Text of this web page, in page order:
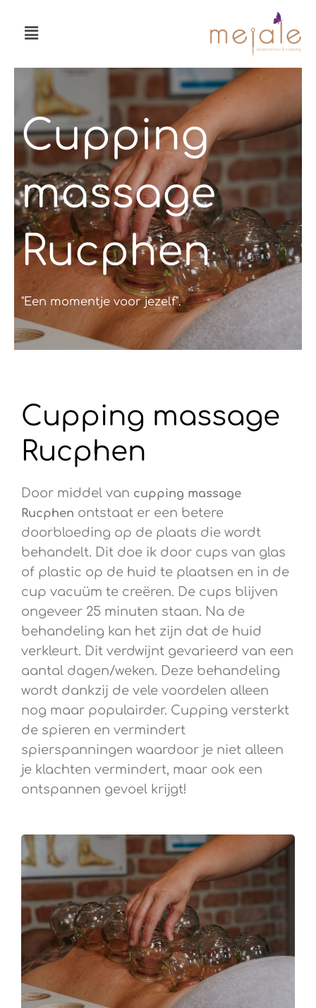
naar
inhoud
Menu
Cupping
massage
Rucphen
"Een momentje voor jezelf".
Cupping massage
Rucphen
Door middel van cupping massage
Rucphen ontstaat er een betere
doorbloeding op de plaats die wordt
behandelt. Dit doe ik door cups van glas
of plastic op de huid te plaatsen en in de
cup vacuüm te creëren. De cups blijven
ongeveer 25 minuten staan. Na de
behandeling kan het zijn dat de huid
verkleurt. Dit verdwijnt gevarieerd van een
aantal dagen/weken. Deze behandeling
wordt dankzij de vele voordelen alleen
nog maar populairder. Cupping versterkt
de spieren en vermindert
spierspanningen waardoor je niet alleen
je klachten vermindert, maar ook een
ontspannen gevoel krijgt!